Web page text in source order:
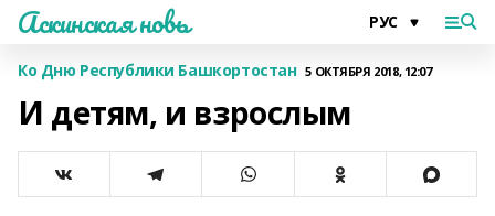
Аскинская новь
Ко Дню Республики Башкортостан 5 ОКТЯБРЯ 2018, 12:07
И детям, и взрослым